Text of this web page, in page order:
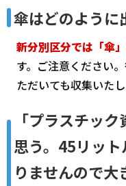
傘はどのように
新分別区分では「傘
す。ご注意ください
ただいても収集いたし
「プラスチッ
思う。45リッ
りませんので大